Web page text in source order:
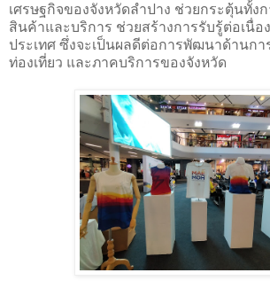
เศรษฐกิจของจังหวัดลำปาง ช่วยกระตุ้นทั้ง
สินค้าและบริการ ช่วยสร้างการรับรู้ต่อเนื่อ
ประเทศ ซึ่งจะเป็นผลดีต่อการพัฒนาด้านกา
ท่องเที่ยว และภาคบริการของจังหวัด